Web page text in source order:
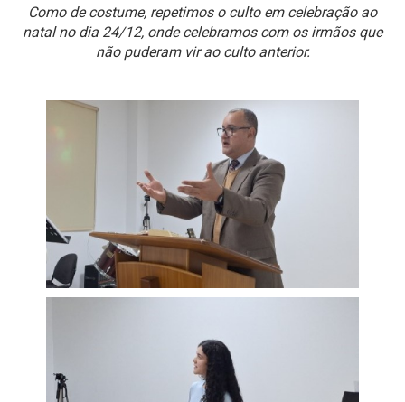
Como de costume, repetimos o culto em celebração ao
natal no dia 24/12, onde celebramos com os irmãos que
não puderam vir ao culto anterior.